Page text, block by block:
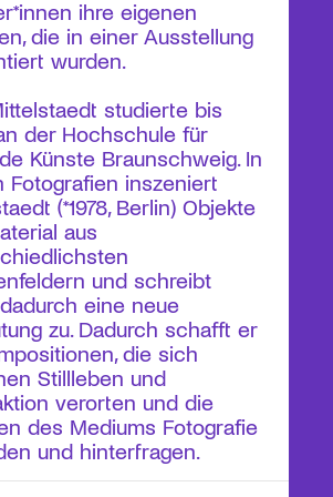
ihre eigenen
die in einer Ausstellung
wurden.
studierte bis
der Hochschule für
Künste Braunschweig. In
Fotografien inszeniert
(*1978, Berlin) Objekte
aus
und schreibt
eine neue
zu. Dadurch schafft er
die sich
Stillleben und
verorten und die
des Mediums Fotografie
und hinterfragen.